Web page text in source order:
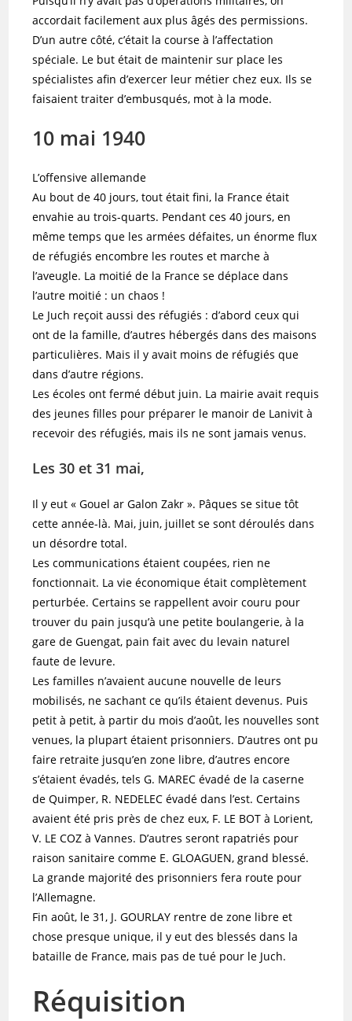
accordait facilement aux plus âgés des permissions.
D’un autre côté, c’était la course à l’affectation
spéciale. Le but était de maintenir sur place les
spécialistes afin d’exercer leur métier chez eux. Ils se
faisaient traiter d’embusqués, mot à la mode.
10 mai 1940
L’offensive allemande
Au bout de 40 jours, tout était fini, la France était
envahie au trois-quarts. Pendant ces 40 jours, en
même temps que les armées défaites, un énorme flux
de réfugiés encombre les routes et marche à
l’aveugle. La moitié de la France se déplace dans
l’autre moitié : un chaos !
Le Juch reçoit aussi des réfugiés : d’abord ceux qui
ont de la famille, d’autres hébergés dans des maisons
particulières. Mais il y avait moins de réfugiés que
dans d’autre régions.
Les écoles ont fermé début juin. La mairie avait requis
des jeunes filles pour préparer le manoir de Lanivit à
recevoir des réfugiés, mais ils ne sont jamais venus.
Les 30 et 31 mai,
Il y eut « Gouel ar Galon Zakr ». Pâques se situe tôt
cette année-là. Mai, juin, juillet se sont déroulés dans
un désordre total.
Les communications étaient coupées, rien ne
fonctionnait. La vie économique était complètement
perturbée. Certains se rappellent avoir couru pour
trouver du pain jusqu’à une petite boulangerie, à la
gare de Guengat, pain fait avec du levain naturel
faute de levure.
Les familles n’avaient aucune nouvelle de leurs
mobilisés, ne sachant ce qu’ils étaient devenus. Puis
petit à petit, à partir du mois d’août, les nouvelles sont
venues, la plupart étaient prisonniers. D’autres ont pu
faire retraite jusqu’en zone libre, d’autres encore
s’étaient évadés, tels G. MAREC évadé de la caserne
de Quimper, R. NEDELEC évadé dans l’est. Certains
avaient été pris près de chez eux, F. LE BOT à Lorient,
V. LE COZ à Vannes. D’autres seront rapatriés pour
raison sanitaire comme E. GLOAGUEN, grand blessé.
La grande majorité des prisonniers fera route pour
l’Allemagne.
Fin août, le 31, J. GOURLAY rentre de zone libre et
chose presque unique, il y eut des blessés dans la
bataille de France, mais pas de tué pour le Juch.
Réquisition